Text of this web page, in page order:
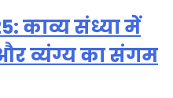
काव्य संध्या में
व्यंग्य का संगम